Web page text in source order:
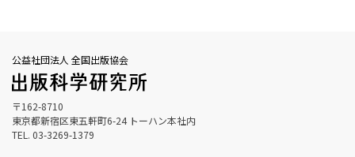
公益社団法人 全国出版協会
〒162-8710
東京都新宿区東五軒町6-24 トーハン本社内
TEL. 03-3269-1379